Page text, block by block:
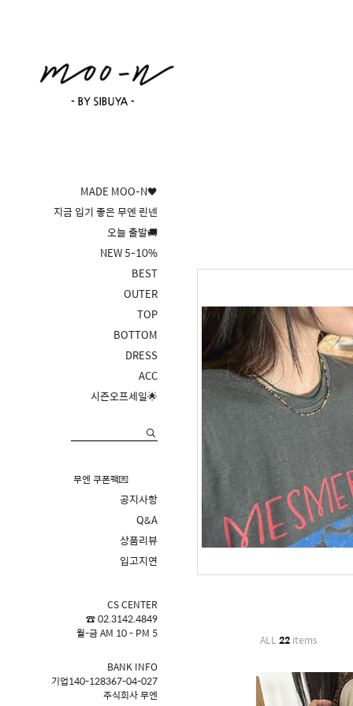
MADE MOO-N🖤
지금 입기 좋은 무엔 린넨
오늘 출발🚚
NEW 5-10%
BEST
OUTER
TOP
BOTTOM
DRESS
ACC
시즌오프세일🌟
무엔 쿠폰팩💌
공지사항
Q&A
상품리뷰
입고지연
CS CENTER
☎ 02.3142.4849
월-금 AM 10 - PM 5
BANK INFO
기업140-128367-04-027
주식회사 무엔
ALL 22 items